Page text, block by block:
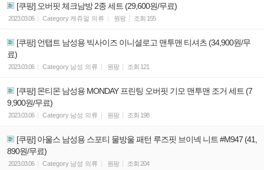
[쿠팡] 오버핏 체크남방 2종 세트 (29,600원/무료)
2023.03.06 Category 캐쥬얼 의류 원팡 조회 155
[쿠팡] 언탭트 남성용 빅사이즈 이니셜로고 맨투맨 티셔츠 (34,900원/무
료)
2023.03.06 Category 남성 의류 원팡 조회 121
[쿠팡] 몬티몬 남성용 MONDAY 프린팅 오버핏 기모 맨투맨 조거 세트 (7
9,900원/무료)
2023.03.06 Category 남성 의류 원팡 조회 198
[쿠팡] 아울스 남성용 스포티 물방울 패턴 루즈핏 브이넥 니트 #M947 (41,
890원/무료)
2023.03.06 Category 남성 의류 원팡 조회 204